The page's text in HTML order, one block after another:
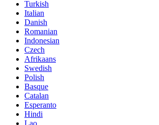
Turkish
Italian
Danish
Romanian
Indonesian
Czech
Afrikaans
Swedish
Polish
Basque
Catalan
Esperanto
Hindi